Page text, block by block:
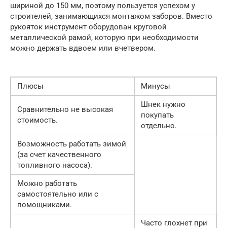
шириной до 150 мм, поэтому пользуется успехом у
строителей, занимающихся монтажом заборов. Вместо
рукояток инструмент оборудован круговой
металлической рамой, которую при необходимости
можно держать вдвоем или вчетвером.
Плюсы Минусы
Сравнительно не высокая
стоимость.
Шнек нужно
покупать
отдельно.
Возможность работать зимой
(за счет качественного
топливного насоса).
Можно работать
самостоятельно или с
помощниками.
Часто глохнет при